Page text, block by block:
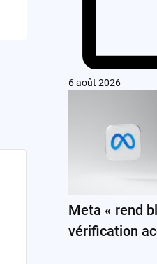
6 août 2026
Meta « rend
vérification